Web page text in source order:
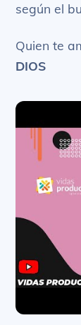
según el
Quien te
DIOS